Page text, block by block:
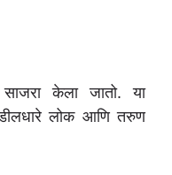
साजरा केला जातो. या
लोक आणि तरुण